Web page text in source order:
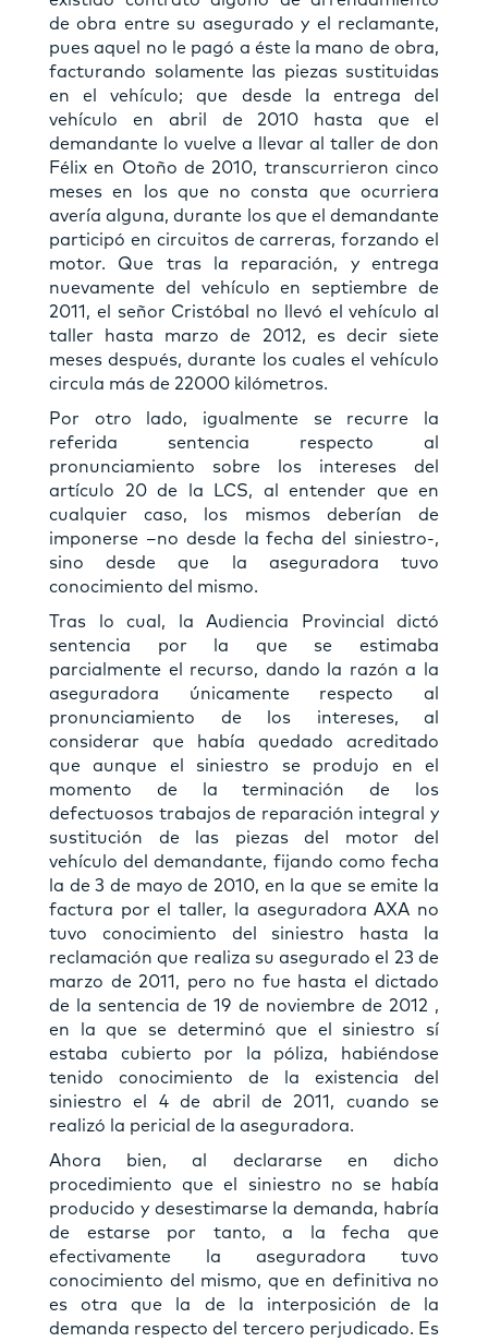
de obra entre su asegurado y el reclamante,
pues aquel no le pagó a éste la mano de obra,
facturando solamente las piezas sustituidas
en el vehículo; que desde la entrega del
vehículo en abril de 2010 hasta que el
demandante lo vuelve a llevar al taller de don
Félix en Otoño de 2010, transcurrieron cinco
meses en los que no consta que ocurriera
avería alguna, durante los que el demandante
participó en circuitos de carreras, forzando el
motor. Que tras la reparación, y entrega
nuevamente del vehículo en septiembre de
2011, el señor Cristóbal no llevó el vehículo al
taller hasta marzo de 2012, es decir siete
meses después, durante los cuales el vehículo
circula más de 22000 kilómetros.
Por otro lado, igualmente se recurre la
referida sentencia respecto al
pronunciamiento sobre los intereses del
artículo 20 de la LCS, al entender que en
cualquier caso, los mismos deberían de
imponerse –no desde la fecha del siniestro-,
sino desde que la aseguradora tuvo
conocimiento del mismo.
Tras lo cual, la Audiencia Provincial dictó
sentencia por la que se estimaba
parcialmente el recurso, dando la razón a la
aseguradora únicamente respecto al
pronunciamiento de los intereses, al
considerar que había quedado acreditado
que aunque el siniestro se produjo en el
momento de la terminación de los
defectuosos trabajos de reparación integral y
sustitución de las piezas del motor del
vehículo del demandante, fijando como fecha
la de 3 de mayo de 2010, en la que se emite la
factura por el taller, la aseguradora AXA no
tuvo conocimiento del siniestro hasta la
reclamación que realiza su asegurado el 23 de
marzo de 2011, pero no fue hasta el dictado
de la sentencia de 19 de noviembre de 2012 ,
en la que se determinó que el siniestro sí
estaba cubierto por la póliza, habiéndose
tenido conocimiento de la existencia del
siniestro el 4 de abril de 2011, cuando se
realizó la pericial de la aseguradora.
Ahora bien, al declararse en dicho
procedimiento que el siniestro no se había
producido y desestimarse la demanda, habría
de estarse por tanto, a la fecha que
efectivamente la aseguradora tuvo
conocimiento del mismo, que en definitiva no
es otra que la de la interposición de la
demanda respecto del tercero perjudicado. Es